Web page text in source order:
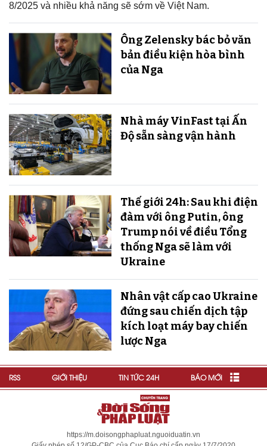
8/2025 và nhiều khả năng sẽ sớm về Việt Nam.
Ông Zelensky bác bỏ văn
bản điều kiện hòa bình
của Nga
Nhà máy VinFast tại Ấn
Độ sẵn sàng v​​​​​​​ận hành
Thế giới 24h: Sau khi điện
đàm với ông Putin, ông
Trump nói về điều Tổng
thống Nga sẽ làm với
Ukraine
Nhân vật cấp cao Ukraine
đứng sau chiến dịch tập
kích loạt máy bay chiến
lược Nga
RSS GIỚI THIỆU TIN TỨC 24H BÁO MỚI
https://m.doisongphapluat.nguoiduatin.vn